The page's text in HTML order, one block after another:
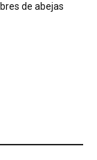
de abejas